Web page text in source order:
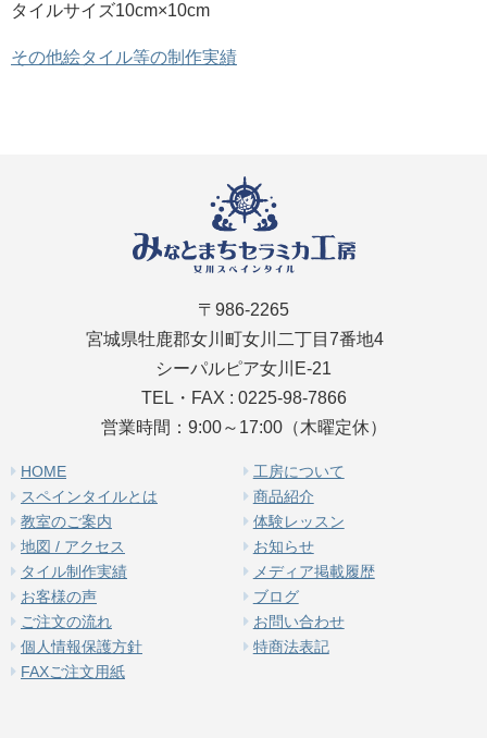
タイルサイズ10cm×10cm
その他絵タイル等の制作実績
〒986-2265
宮城県牡鹿郡女川町女川二丁目7番地4
シーパルピア女川E-21
TEL・FAX : 0225-98-7866
営業時間：9:00～17:00（木曜定休）
HOME
工房について
スペインタイルとは
商品紹介
教室のご案内
体験レッスン
地図 / アクセス
お知らせ
タイル制作実績
メディア掲載履歴
お客様の声
ブログ
ご注文の流れ
お問い合わせ
個人情報保護方針
特商法表記
FAXご注文用紙